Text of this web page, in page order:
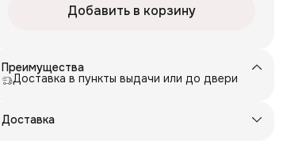
Добавить в корзину
Преимущества
Доставка в пункты выдачи или до двери
Доставка